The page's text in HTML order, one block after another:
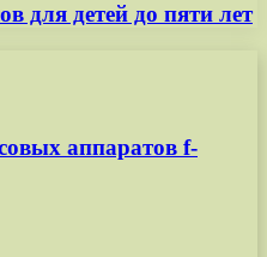
для детей до пяти лет
аппаратов f-